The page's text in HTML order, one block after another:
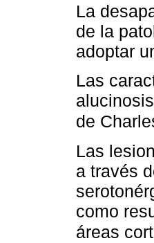
La
de la
adoptar
Las
de
Las
a través
como
áreas